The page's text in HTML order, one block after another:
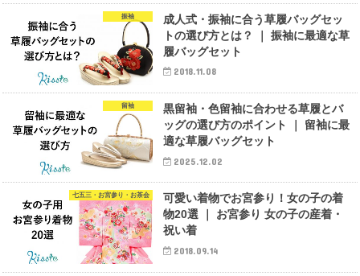
振袖
成人式・振袖に合う草履バッグセッ
トの選び方とは？ ｜ 振袖に最適な草
履バッグセット
2018.11.08
留袖
黒留袖・色留袖に合わせる草履とバ
ッグの選び方のポイント ｜ 留袖に最
適な草履バッグセット
2025.12.02
七五三・お宮参り・お茶会
可愛い着物でお宮参り！女の子の着
物20選 ｜ お宮参り 女の子の産着・
祝い着
2018.09.14